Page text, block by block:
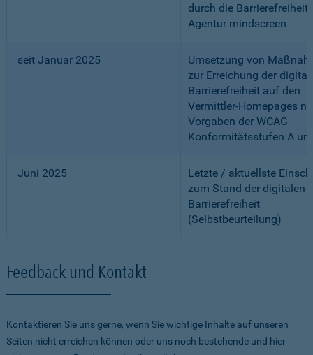
durch die
Agentur mindscreen
seit Januar 2025
Umsetzung von
zur Erreichung der
Barrierefreiheit auf den
Vermittler-Homepages
Vorgaben der WCAG
Konformitätsstufen A
Juni 2025
Letzte / aktuellste
zum Stand der digitalen
Barrierefreiheit
(Selbstbeurteilung)
Feedback und Kontakt
Kontaktieren Sie uns gerne, wenn Sie wichtige Inhalte auf unseren
Seiten nicht erreichen können oder uns noch bestehende und hier